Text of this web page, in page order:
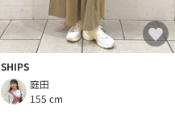
SHIPS
庭田
155 cm